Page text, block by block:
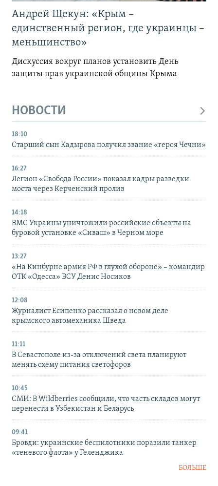
Андрей Щекун: «Крым –
единственный регион, где украинцы –
меньшинство»
Дискуссия вокруг планов установить День
защиты прав украинской общины Крыма
НОВОСТИ
18:10
Старший сын Кадырова получил звание «героя Чечни»
16:27
Легион «Свобода России» показал кадры разведки
моста через Керченский пролив
14:18
ВМС Украины уничтожили российские объекты на
буровой установке «Сиваш» в Черном море
13:27
«На Кинбурне армия РФ в глухой обороне» – командир
ОТК «Одесса» ВСУ Денис Носиков
12:08
Журналист Есипенко рассказал о новом деле
крымского автомеханика Шведа
11:11
В Севастополе из-за отключений света планируют
менять схему питания светофоров
10:45
СМИ: В Wildberries сообщили, что часть складов могут
перенести в Узбекистан и Беларусь
09:41
Бровди: украинские беспилотники поразили танкер
«теневого флота» у Геленджика
БОЛЬШЕ